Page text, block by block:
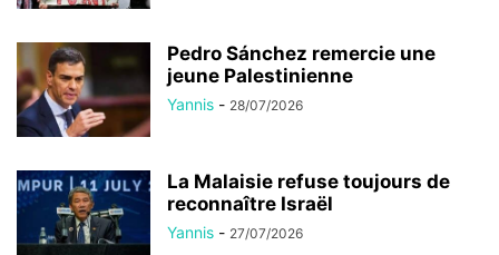
Pedro Sánchez remercie une
jeune Palestinienne
Yannis - 28/07/2026
La Malaisie refuse toujours de
reconnaître Israël
Yannis - 27/07/2026